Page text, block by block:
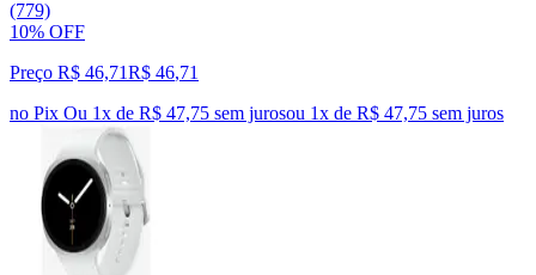
(779)
10% OFF
Preço R$ 46,71R$ 46,71
no Pix Ou 1x de R$ 47,75 sem jurosou 1x de R$ 47,75 sem juros